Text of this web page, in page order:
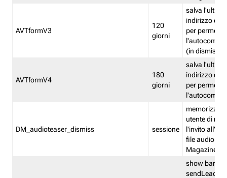
AVTformV3
120
giorni
salva l'ultimo
indirizzo di
per
(in
AVTformV4
180
giorni
salva l'ultimo
indirizzo di
per
DM_audioteaser_dismiss sessione
memorizza
utente di
l'invito
file audio del
Magazine
show banner
sendLead